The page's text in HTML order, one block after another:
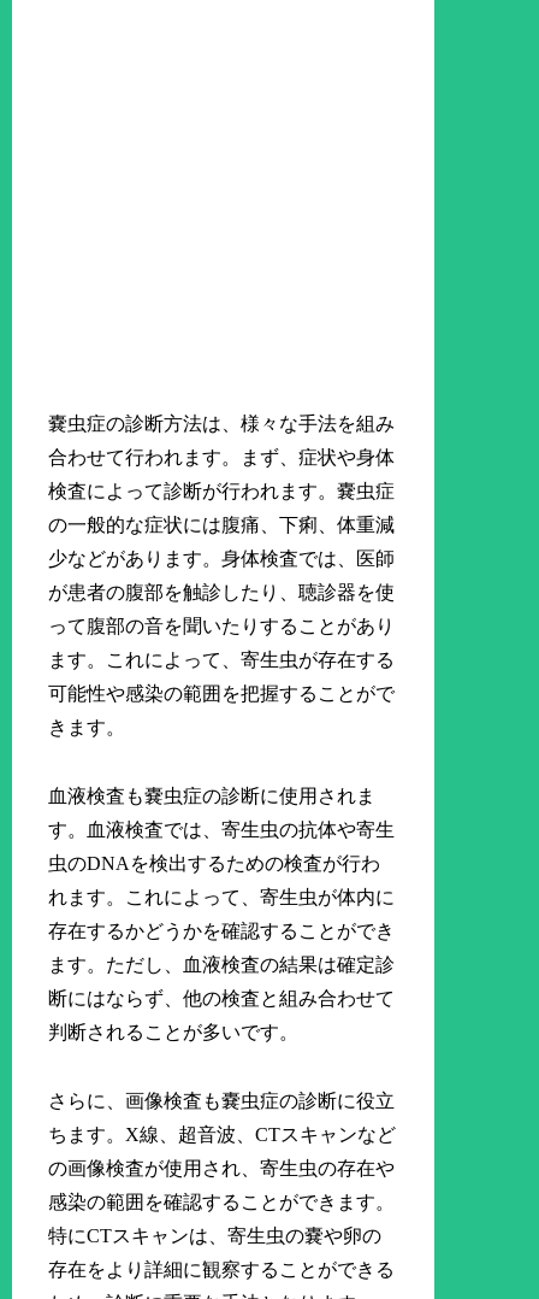
嚢虫症の診断方法は、様々な手法を組み
合わせて行われます。まず、症状や身体
検査によって診断が行われます。嚢虫症
の一般的な症状には腹痛、下痢、体重減
少などがあります。身体検査では、医師
が患者の腹部を触診したり、聴診器を使
って腹部の音を聞いたりすることがあり
ます。これによって、寄生虫が存在する
可能性や感染の範囲を把握することがで
きます。
血液検査も嚢虫症の診断に使用されま
す。血液検査では、寄生虫の抗体や寄生
虫のDNAを検出するための検査が行わ
れます。これによって、寄生虫が体内に
存在するかどうかを確認することができ
ます。ただし、血液検査の結果は確定診
断にはならず、他の検査と組み合わせて
判断されることが多いです。
さらに、画像検査も嚢虫症の診断に役立
ちます。X線、超音波、CTスキャンなど
の画像検査が使用され、寄生虫の存在や
感染の範囲を確認することができます。
特にCTスキャンは、寄生虫の嚢や卵の
存在をより詳細に観察することができる